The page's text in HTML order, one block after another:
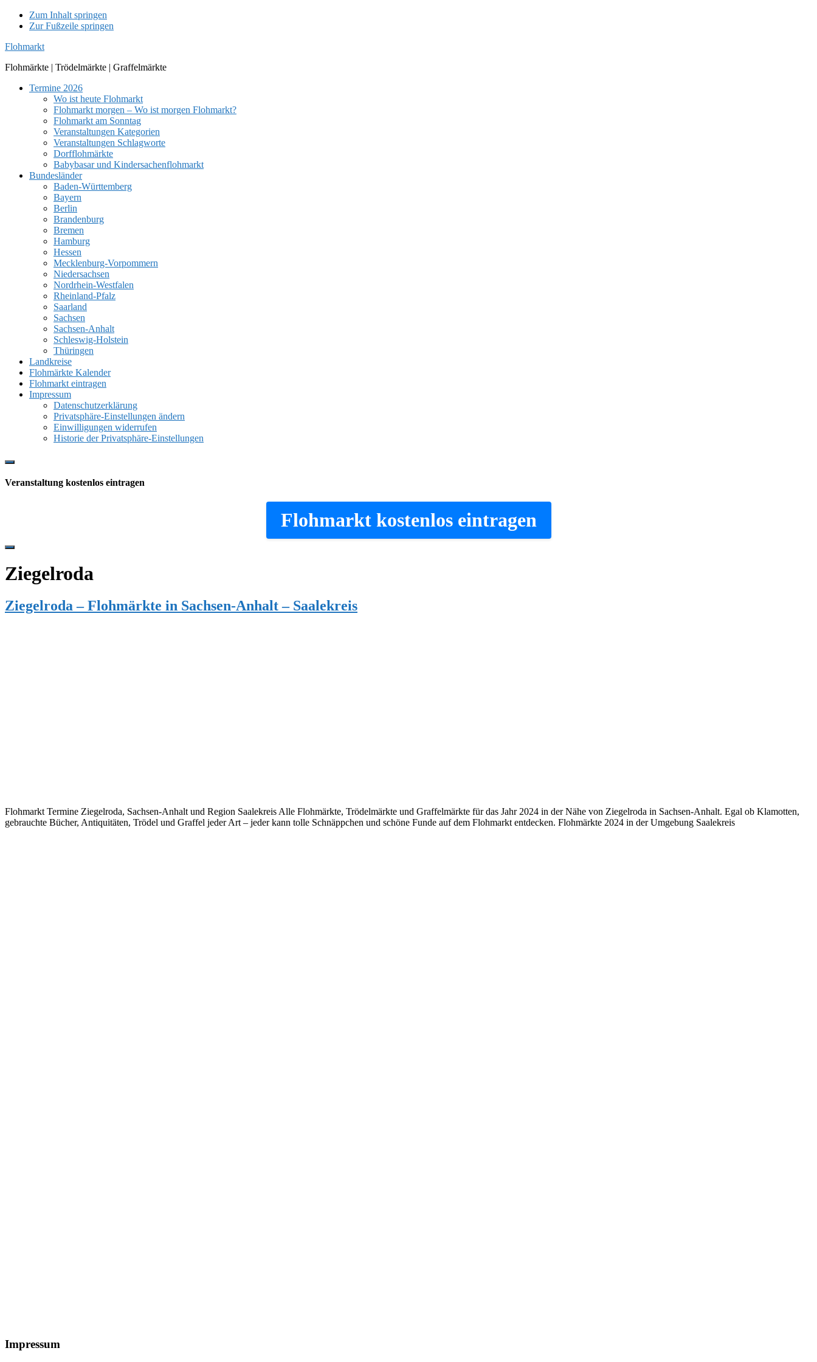
Zum Inhalt springen
Zur Fußzeile springen
Flohmarkt
Flohmärkte | Trödelmärkte | Graffelmärkte
Termine 2026
Wo ist heute Flohmarkt
Flohmarkt morgen – Wo ist morgen Flohmarkt?
Flohmarkt am Sonntag
Veranstaltungen Kategorien
Veranstaltungen Schlagworte
Dorfflohmärkte
Babybasar und Kindersachenflohmarkt
Bundesländer
Baden-Württemberg
Bayern
Berlin
Brandenburg
Bremen
Hamburg
Hessen
Mecklenburg-Vorpommern
Niedersachsen
Nordrhein-Westfalen
Rheinland-Pfalz
Saarland
Sachsen
Sachsen-Anhalt
Schleswig-Holstein
Thüringen
Landkreise
Flohmärkte Kalender
Flohmarkt eintragen
Impressum
Datenschutzerklärung
Privatsphäre-Einstellungen ändern
Einwilligungen widerrufen
Historie der Privatsphäre-Einstellungen
Show
Content
Veranstaltung kostenlos eintragen
Flohmarkt kostenlos eintragen
Hide
Content
Ziegelroda
Ziegelroda – Flohmärkte in Sachsen-Anhalt – Saalekreis
Flohmarkt Termine Ziegelroda, Sachsen-Anhalt und Region Saalekreis Alle Flohmärkte, Trödelmärkte und Graffelmärkte für das Jahr 2024 in der Nähe von Ziegelroda in Sachsen-Anhalt. Egal ob Klamotten,
gebrauchte Bücher, Antiquitäten, Trödel und Graffel jeder Art – jeder kann tolle Schnäppchen und schöne Funde auf dem Flohmarkt entdecken. Flohmärkte 2024 in der Umgebung Saalekreis
Footer
Impressum